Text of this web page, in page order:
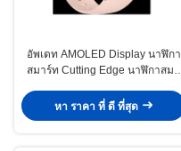
อัพเดท AMOLED Display นาฬิกา
สมาร์ท Cutting Edge นาฬิกาสมา
หา ราคา ที่ ดี ที่สุด